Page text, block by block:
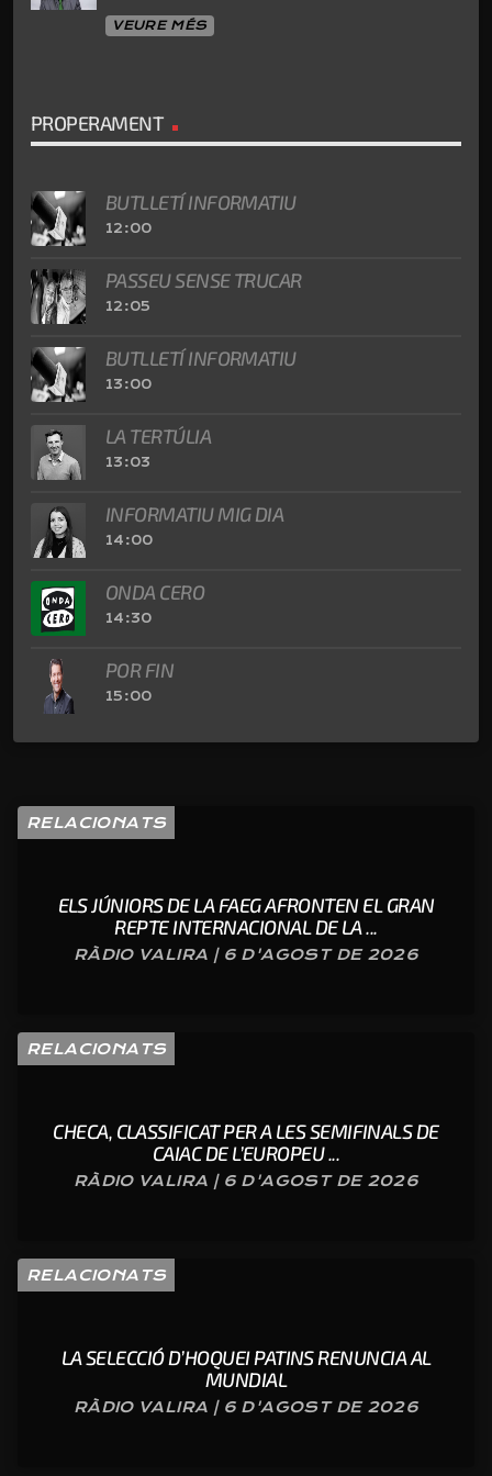
VEURE MÉS
PROPERAMENT
BUTLLETÍ INFORMATIU
12:00
PASSEU SENSE TRUCAR
12:05
BUTLLETÍ INFORMATIU
13:00
LA TERTÚLIA
13:03
INFORMATIU MIG DIA
14:00
ONDA CERO
14:30
POR FIN
15:00
RELACIONATS
ELS JÚNIORS DE LA FAEG AFRONTEN EL GRAN
REPTE INTERNACIONAL DE LA ...
RÀDIO VALIRA | 6 D'AGOST DE 2026
RELACIONATS
CHECA, CLASSIFICAT PER A LES SEMIFINALS DE
CAIAC DE L’EUROPEU ...
RÀDIO VALIRA | 6 D'AGOST DE 2026
RELACIONATS
LA SELECCIÓ D’HOQUEI PATINS RENUNCIA AL
MUNDIAL
RÀDIO VALIRA | 6 D'AGOST DE 2026